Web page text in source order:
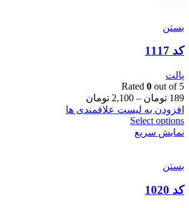
بستن
کد 1117
پالت
Rated 0 out of 5
189 تومان –
2,100 تومان
افزودن به لیست علاقمندی ها
Select options
نمایش سریع
بستن
کد 1020